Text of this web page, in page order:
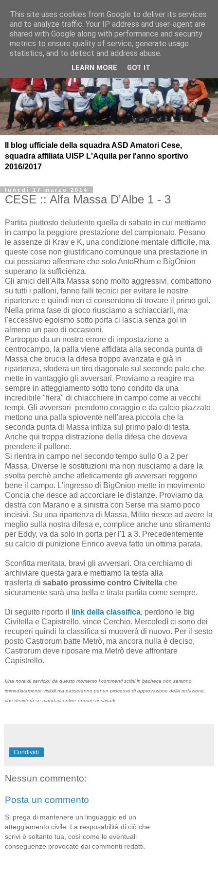
Il blog ufficiale della squadra ASD Amatori Cese,
squadra affiliata UISP L'Aquila per l'anno sportivo
2016/2017
lunedì 17 marzo 2014
CESE :: Alfa Massa D'Albe 1 - 3
Partita piuttosto deludente quella di sabato in cui mettiamo
in campo la peggiore prestazione del campionato. Pesano
le assenze di Krav e K, una condizione mentale difficile, ma
queste cose non giustificano comunque una prestazione in
cui possiamo affermare che solo AntoRhum e BigOnion
superano la sufficienza.
Gli amici dell'Alfa Massa sono molto aggressivi, combattono
su tutti i palloni, fanno falli tecnici per evitare le nostre
ripartenze e quindi non ci consentono di trovare il primo gol.
Nella prima fase di gioco riusciamo a schiacciarli, ma
l'eccessivo egoismo sotto porta ci lascia senza gol in
almeno un paio di occasioni.
Purtroppo da un nostro errore di impostazione a
centrocampo, la palla viene affidata alla seconda punta di
Massa che brucia la difesa troppo avanzata e già in
ripartenza, sfodera un tiro diagonale sul secondo palo che
mette in vantaggio gli avversari. Proviamo a reagire ma
sempre in atteggiamento sotto tono condito da una
incredibile "fiera" di chiacchiere in campo come ai vecchi
tempi. Gli avversari prendono coraggio e da calcio piazzato
mettono una palla spiovente nell'area piccola che la
seconda punta di Massa infilza sul primo palo di testa.
Anche qui troppa distrazione della difesa che doveva
prendere il pallone.
Si rientra in campo nel secondo tempo sullo 0 a 2 per
Massa. Diverse le sostituzioni ma non riusciamo a dare la
svolta perchè anche atleticamente gli avversari reggono
bene il campo. L'ingresso di BigOnion mette in movimento
Concia che riesce ad accorciare le distanze. Proviamo da
destra con Marano e a sinistra con Serse ma siamo poco
incisivi. Su una ripartenza di Massa, Milito riesce ad avere la
meglio sulla nostra difesa e, complice anche uno stiramento
per Eddy, va da solo in porta per l'1 a 3. Precedentemente
su calcio di punizione Enrico aveva fatto un'ottima parata.
Sconfitta meritata, bravi gli avversari. Ora cerchiamo di
archiviare questa gara e mettiamo la testa alla
trasferta di sabato prossimo contro Civitella che
sicuramente sarà una bella e tirata partita come sempre.
Di seguito riporto il link della classifica, perdono le big
Civitella e Capistrello, vince Cerchio. Mercoledì ci sono dei
recuperi quindi la classifica si muoverà di nuovo. Per il sesto
posto Castrorum batte Metrò, ma ancora nulla è deciso,
Castrorum deve riposare ma Metrò deve affrontare
Capistrello.
Una nota di servizio: da questo momento i commenti scritti in bacheca non saranno
immediatamente visibili ma passeranno per un processo di approvazione della redazione,
che deciderà se mandarli online oppure cestinarli.
Condividi
Nessun commento:
Posta un commento
Si prega di mantenere un linguaggio ed un
atteggiamento civile. La resposabilità di ciò che
scrivi è soltanto tua, così come le eventuali
conseguenze provocate dai commenti redatti.
This site uses cookies from Google to deliver its services
and to analyze traffic. Your IP address and user-agent are
shared with Google along with performance and security
metrics to ensure quality of service, generate usage
statistics, and to detect and address abuse.
LEARN MORE GOT IT